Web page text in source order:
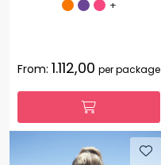
+
From: 1.112,00 per package